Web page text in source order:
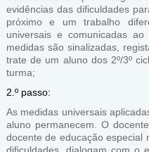
evidências das dificuldades
próximo e um trabalho
universais e comunicadas
medidas são sinalizadas,
trate de um aluno dos 2º/3º
turma;
2.º passo:
As medidas universais
aluno permanecem. O
docente de educação especial